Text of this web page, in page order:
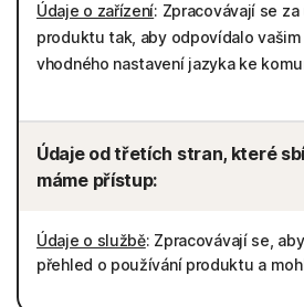
Údaje o zařízení: Zpracovávají se
produktu tak, aby odpovídalo
vhodného nastavení jazyka ke
Údaje od třetích stran, které
máme přístup:
Údaje o službě: Zpracovávají se,
přehled o používání produktu a